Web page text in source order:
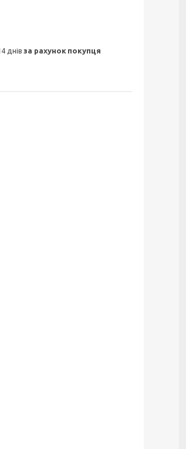
днівза рахунок покупця